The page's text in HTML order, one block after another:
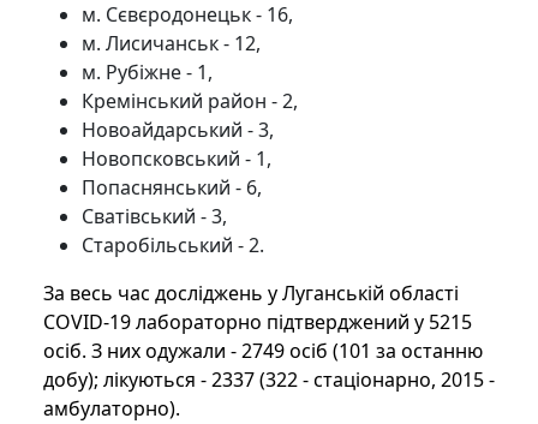
м. Сєвєродонецьк - 16,
м. Лисичанськ - 12,
м. Рубіжне - 1,
Кремінський район - 2,
Новоайдарський - 3,
Новопсковський - 1,
Попаснянський - 6,
Сватівський - 3,
Старобільський - 2.
За весь час досліджень у Луганській області
COVID-19 лабораторно підтверджений у 5215
осіб. З них одужали - 2749 осіб (101 за останню
добу); лікуються - 2337 (322 - стаціонарно, 2015 -
амбулаторно).